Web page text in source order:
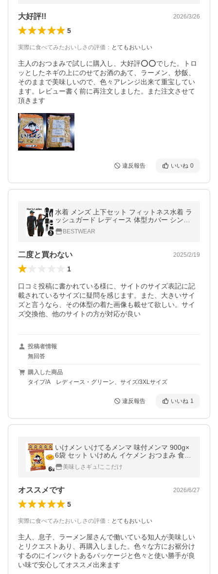
大好評!! 2026/3/26
5
実際に食べてみたおいしさの評価 ： とてもおいしい
主人のおつまみで試しに購入し、大好評⭕⭕でした。トロ
ッとしたネギの上にのせてお酒のあて、ラーメン、炒飯、
そのままで美味しいので、色々アレンジ出来て重宝してい
ます。レビュー書く前に再注文しました。また注文させて
頂きます
違反報告 いいね 0
水着 メンズ 上下セット フィットネス水着 ラ
ッシュガード レディース 体型カバー シンプ
ル かわいい セパレート フィットネスウェア
大きいサイズ
BESTWEAR
二度と買わない 2025/2/19
1
口コミ投稿に書かれている様に、サイトのサイズ表記に記
載されているサイズに疑問を感じます。また、大きいサイ
ズと言うなら、その体型の着た画像も載せて欲しい。サイ
ズ交換他、他のサイトの方が対応が良い
投稿者情報
無回答
購入した商品
タイプ/A レディース・グリーン、サイズ/3XLサイズ
違反報告 いいね 1
いけメン いけてるメンマ 味付メンマ 900g×
6袋 セット いけめん イケメン おつまみ 食品
めんま アレンジ おかず 大容量 太堀 「いけ
メンマ」 爆買 SJ
美味しさギュ!ここだけ
オススメです 2026/6/27
5
実際に食べてみたおいしさの評価 ： とてもおいしい
主人、息子、ラーメン屋さんで働いている知人が美味しい
とリクエストあり、再購入しました。色々な方にお裾分け
するのにインパクトあるパッケージと色々と使い勝手が良
い味で安心してオススメ出来ます